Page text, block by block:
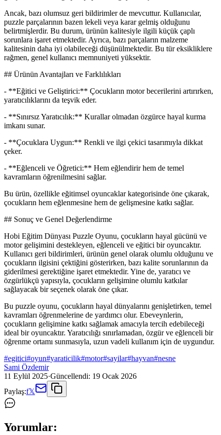
Ancak, bazı olumsuz geri bildirimler de mevcuttur. Kullanıcılar,
puzzle parçalarının bazen lekeli veya karar gelmiş olduğunu
belirtmişlerdir. Bu durum, ürünün kalitesiyle ilgili küçük çaplı
sorunlara işaret etmektedir. Ayrıca, bazı parçaların malzeme
kalitesinin daha iyi olabileceği düşünülmektedir. Bu tür eksikliklere
rağmen, genel kullanıcı memnuniyeti yüksektir.
## Ürünün Avantajları ve Farklılıkları
- **Eğitici ve Geliştirici:** Çocukların motor becerilerini artırırken,
yaratıcılıklarını da teşvik eder.
- **Sınırsız Yaratıcılık:** Kurallar olmadan özgürce hayal kurma
imkanı sunar.
- **Çocuklara Uygun:** Renkli ve ilgi çekici tasarımıyla dikkat
çeker.
- **Eğlenceli ve Öğretici:** Hem eğlendirir hem de temel
kavramların öğrenilmesini sağlar.
Bu ürün, özellikle eğitimsel oyuncaklar kategorisinde öne çıkarak,
çocukların hem eğlenmesine hem de gelişmesine katkı sağlar.
## Sonuç ve Genel Değerlendirme
Hobi Eğitim Dünyası Puzzle Oyunu, çocukların hayal gücünü ve
motor gelişimini destekleyen, eğlenceli ve eğitici bir oyuncaktır.
Kullanıcı geri bildirimleri, ürünün genel olarak olumlu olduğunu ve
çocukların ilgisini çektiğini gösterirken, bazı kalite sorunlarının da
giderilmesi gerektiğine işaret etmektedir. Yine de, yaratıcı ve
özgürlükçü yapısıyla, çocukların gelişimine olumlu katkılar
sağlayacak bir seçenek olarak öne çıkar.
Bu puzzle oyunu, çocukların hayal dünyalarını genişletirken, temel
kavramları öğrenmelerine de yardımcı olur. Ebeveynlerin,
çocukların gelişimine katkı sağlamak amacıyla tercih edebileceği
ideal bir oyuncaktır. Yaratıcılığı sınırlamadan, özgür ve eğlenceli bir
öğrenme ortamı sunmasıyla, uzun vadeli kullanım için de uygundur.
#egitici#oyun#yaraticilik#motor#sayilar#hayvan#nesne
Sami Özdemir
11 Eylül 2025·Güncellendi: 19 Ocak 2026
Paylaş:f𝕏
Yorumlar: